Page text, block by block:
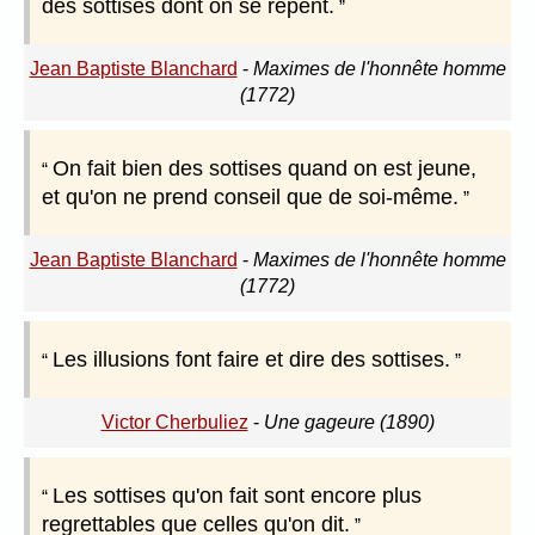
des sottises dont on se repent.
Jean Baptiste Blanchard - Maximes de l'honnête homme
(1772)
On fait bien des sottises quand on est jeune,
et qu'on ne prend conseil que de soi-même.
Jean Baptiste Blanchard - Maximes de l'honnête homme
(1772)
Les illusions font faire et dire des sottises.
Victor Cherbuliez - Une gageure (1890)
Les sottises qu'on fait sont encore plus
regrettables que celles qu'on dit.